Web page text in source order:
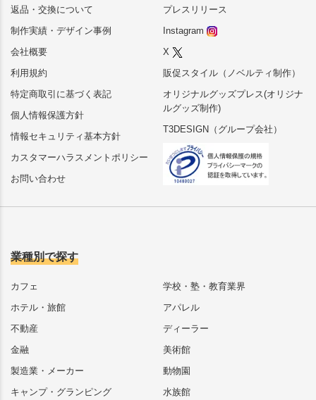
返品・交換について
制作実績・デザイン事例
会社概要
利用規約
特定商取引に基づく表記
個人情報保護方針
情報セキュリティ基本方針
カスタマーハラスメントポリシー
お問い合わせ
プレスリリース
Instagram
X
販促スタイル（ノベルティ制作）
オリジナルグッズプレス(オリジナ
ルグッズ制作)
T3DESIGN（グループ会社）
業種別で探す
カフェ
ホテル・旅館
不動産
金融
製造業・メーカー
キャンプ・グランピング
学校・塾・教育業界
アパレル
ディーラー
美術館
動物園
水族館